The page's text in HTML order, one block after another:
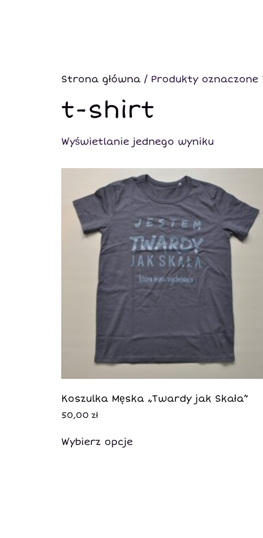
Strona główna / Produkty
t-shirt
Wyświetlanie jednego wyniku
Koszulka Męska „Twardy jak Skała”
50,00 zł
Wybierz opcje